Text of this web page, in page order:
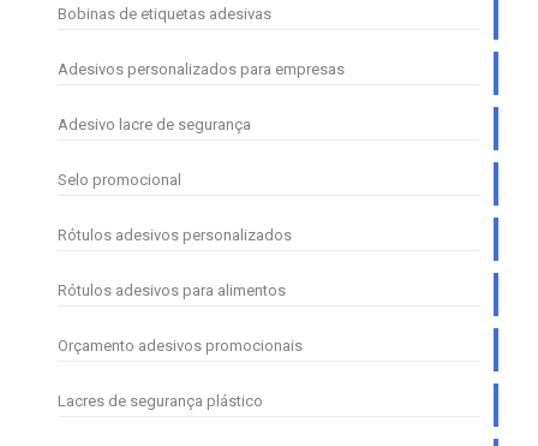
Bobinas de etiquetas adesivas
Adesivos personalizados para empresas
Adesivo lacre de segurança
Selo promocional
Rótulos adesivos personalizados
Rótulos adesivos para alimentos
Orçamento adesivos promocionais
Lacres de segurança plástico